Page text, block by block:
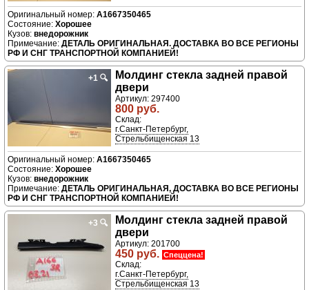
A1667350465
Хорошее
внедорожник
ДЕТАЛЬ ОРИГИНАЛЬНАЯ. ДОСТАВКА ВО ВСЕ РЕГИОНЫ
РФ И СНГ ТРАНСПОРТНОЙ КОМПАНИЕЙ!
+1 🔍
Молдинг стекла задней правой
двери
Артикул: 297400
800 руб.
Склад:
г.Санкт-Петербург,
Стрельбищенская 13
A1667350465
Хорошее
внедорожник
ДЕТАЛЬ ОРИГИНАЛЬНАЯ, ДОСТАВКА ВО ВСЕ РЕГИОНЫ
РФ И СНГ ТРАНСПОРТНОЙ КОМПАНИЕЙ!
+3 🔍
Молдинг стекла задней правой
двери
Артикул: 201700
450 руб. Спеццена!
Склад:
г.Санкт-Петербург,
Стрельбищенская 13